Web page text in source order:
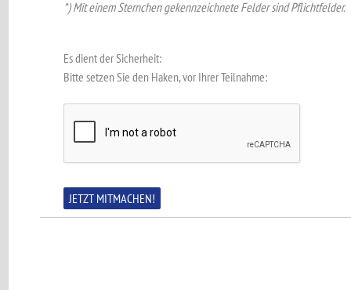
*) Mit einem Sternchen gekennzeichnete Felder sind Pflichtfelder.
Es dient der Sicherheit:
Bitte setzen Sie den Haken, vor Ihrer Teilnahme: